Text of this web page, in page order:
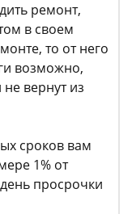
ремонт,
в своем
то от него
возможно,
вернут из
сроков вам
1% от
просрочки